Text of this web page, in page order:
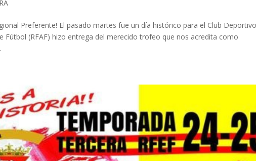
Preferente! El pasado martes fue un día histórico para el Club
Fútbol (RFAF) hizo entrega del merecido trofeo que nos acredita como